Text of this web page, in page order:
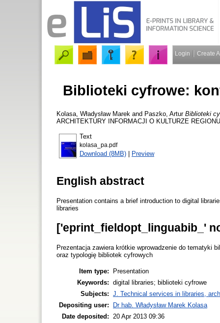
Login Create
Biblioteki cyfrowe:
Kolasa, Władysław Marek and Paszko, Artur Biblioteki
ARCHITEKTURY INFORMACJI O KULTURZE
Text
kolasa_pa.pdf
Download (8MB) | Preview
English abstract
Presentation contains a brief introduction to digital
libraries
['eprint_fieldopt_linguabib_'
Prezentacja zawiera krótkie wprowadzenie do tematyki
oraz typologię bibliotek cyfrowych
Item type:
Presentation
Keywords: digital libraries; biblioteki cyfrowe
Subjects: J. Technical services in libraries,
Depositing user:
Dr hab. Władysław Marek Kolasa
Date deposited:
20 Apr 2013 09:36